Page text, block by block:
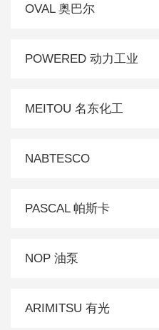
OVAL 奥巴尔
POWERED 动力工业
MEITOU 名东化工
NABTESCO
PASCAL 帕斯卡
NOP 油泵
ARIMITSU 有光